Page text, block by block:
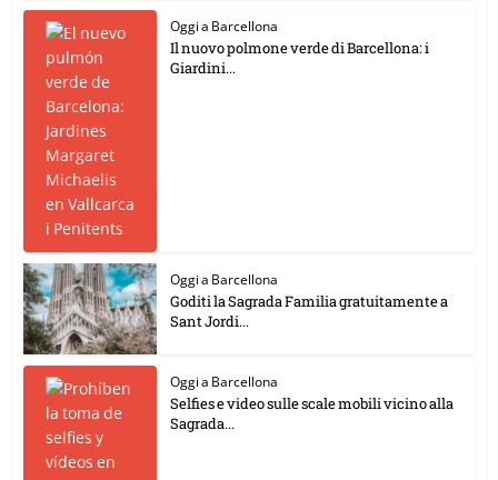
Oggi a Barcellona
Il nuovo polmone verde di Barcellona: i
Giardini...
Oggi a Barcellona
Goditi la Sagrada Familia gratuitamente a
Sant Jordi...
Oggi a Barcellona
Selfies e video sulle scale mobili vicino alla
Sagrada...